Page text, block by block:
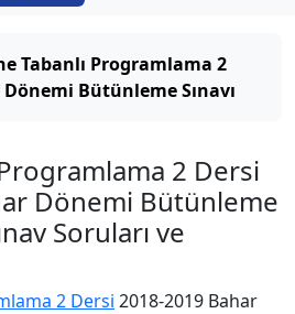
Tabanlı Programlama 2
Bütünleme Sınavı
2 Dersi
Dönemi Bütünleme
Soruları ve
2 Dersi 2018-2019 Bahar